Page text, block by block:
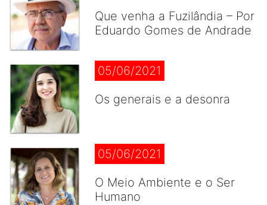
Que venha a Fuzilândia – Por
Eduardo Gomes de Andrade
05/06/2021
Os generais e a desonra
05/06/2021
O Meio Ambiente e o Ser
Humano